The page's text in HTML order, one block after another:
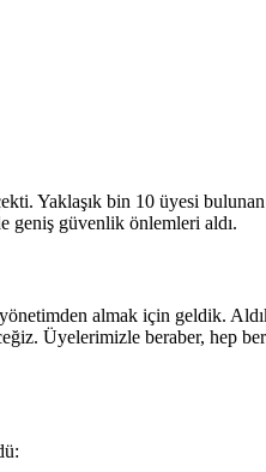
Yaklaşık bin 10 üyesi
geniş güvenlik önlemleri aldı.
almak için geldik.
Üyelerimizle beraber, hep